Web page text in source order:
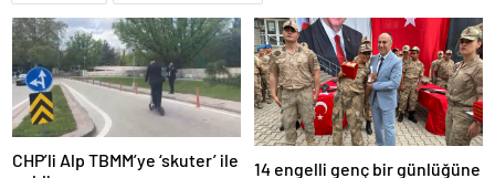
CHP’li Alp TBMM’ye ‘skuter’ ile
14 engelli genç bir günlüğüne